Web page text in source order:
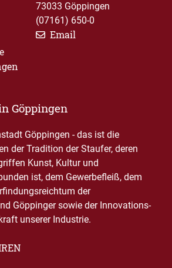
73033 Göppingen
(07161) 650-0
Email
Göppingen
Göppingen - das ist die
der Tradition der Staufer, deren
Kunst, Kultur und
ist, dem Gewerbefleiß, dem
der
Göppinger sowie der Innovations-
unserer Industrie.